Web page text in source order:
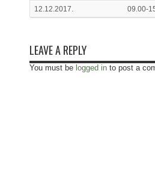
12.12.2017.
09.00-
LEAVE A REPLY
You must be logged in to post a